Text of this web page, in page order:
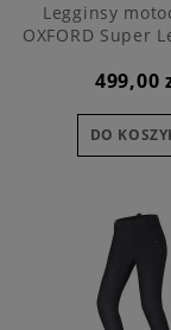
Legginsy
OXFORD Super
499,00
DO